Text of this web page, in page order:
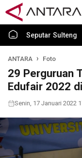
Seputar Sulteng
ANTARA Foto
29 Perguruan
Edufair 2022
Senin, 17 Januari 2022